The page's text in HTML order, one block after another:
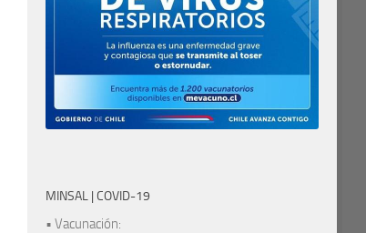
MINSAL | COVID-19
• Vacunación: